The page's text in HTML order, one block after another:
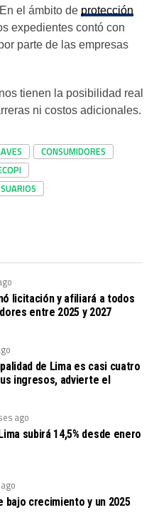
el ámbito de protección
expedientes contó con
parte de las empresas
tienen la posibilidad real
ni costos adicionales.
CONSUMIDORES
licitación y afiliará a todos
entre 2025 y 2027
de Lima es casi cuatro
ingresos, advierte el
ago
subirá 14,5% desde enero
bajo crecimiento y un 2025